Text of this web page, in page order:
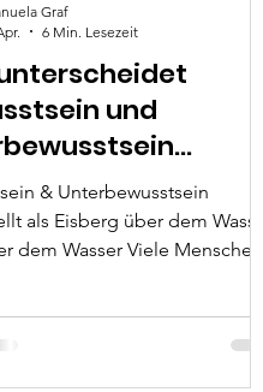
und
& Unterbewusstsein
als Eisberg über dem Wasser
dem Wasser Viele Menschen
wägen ab, planen und
Graf
6 Min. Lesezeit